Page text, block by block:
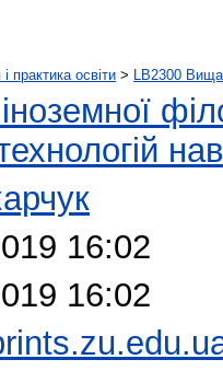
і практика освіти > LB2300 Вища
16:02
16:02